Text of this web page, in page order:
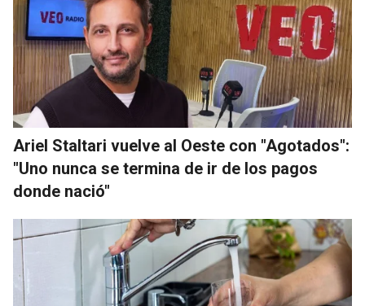
Ariel Staltari vuelve al Oeste con "Agotados":
"Uno nunca se termina de ir de los pagos
donde nació"